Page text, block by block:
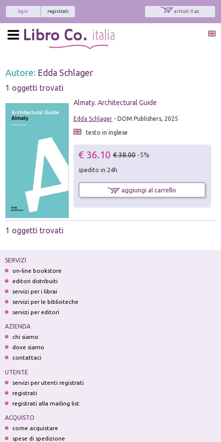
articoli: 0 pz.
registrati
login
Autore: Edda Schlager
1 oggetti trovati
Almaty. Architectural Guide
Edda Schlager- DOM Publishers, 2025
testo in inglese
€ 36.10 € 38.00 -5%
spedito in 24h
aggiungi al carrello
1 oggetti trovati
SERVIZI
on-line bookstore
editori distribuiti
servizi per i librai
servizi per le biblioteche
servizi per editori
AZIENDA
chi siamo
dove siamo
contattaci
UTENTE
servizi per utenti registrati
registrati
registrati alla mailing list
ACQUISTO
come acquistare
spese di spedizione